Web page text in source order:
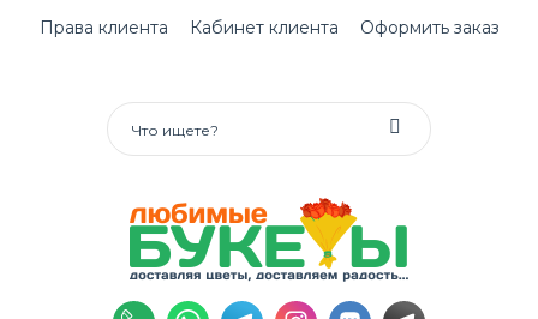
Права клиента Кабинет клиента Оформить заказ